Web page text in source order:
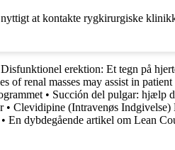
at kontakte rygkirurgiske
Disfunktionel erektion: Et tegn på
of renal masses may assist in
• Succión del pulgar: hjælp
• Clevidipine (Intravenøs
• En dybdegående artikel om Lean